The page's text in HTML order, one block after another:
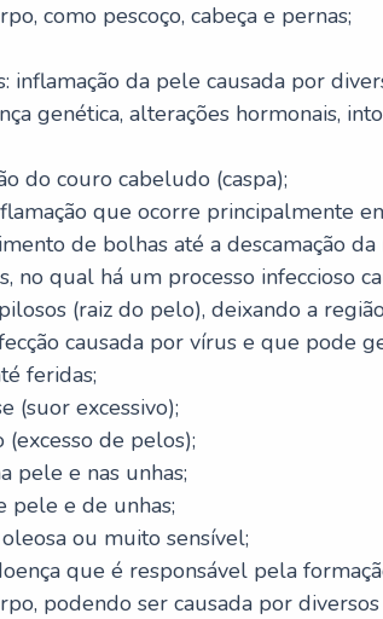
como pescoço, cabeça e pernas;
inflamação da pele causada por
genética, alterações hormonais,
do couro cabeludo (caspa);
que ocorre principalmente
de bolhas até a descamação da
no qual há um processo infeccioso
(raiz do pelo), deixando a
causada por vírus e que pode
feridas;
(suor excessivo);
(excesso de pelos);
pele e nas unhas;
pele e de unhas;
ou muito sensível;
que é responsável pela
podendo ser causada por